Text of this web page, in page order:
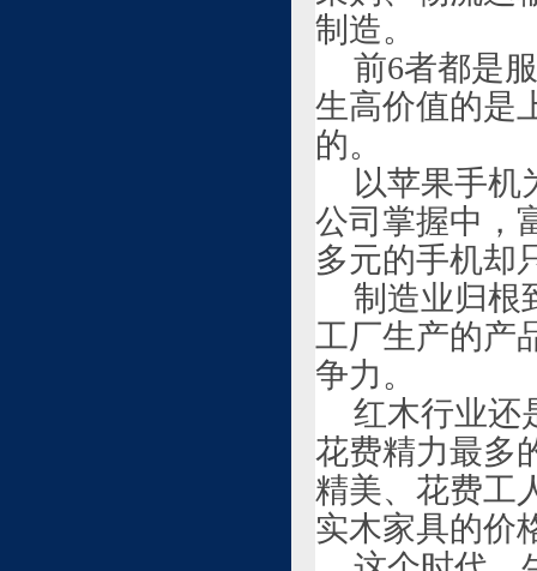
制造。
前6者都是
生高价值的是
的。
以苹果手机
公司掌握中，
多元的手机却
制造业归根
工厂生产的产
争力。
红木行业还
花费精力最多
精美、花费工
实木家具的价